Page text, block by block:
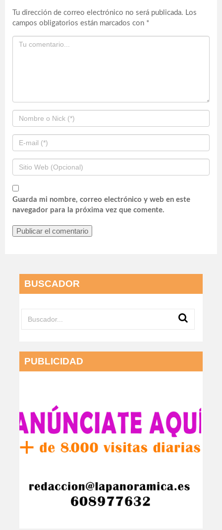
Tu dirección de correo electrónico no será publicada. Los
campos obligatorios están marcados con *
Guarda mi nombre, correo electrónico y web en este
navegador para la próxima vez que comente.
BUSCADOR
PUBLICIDAD